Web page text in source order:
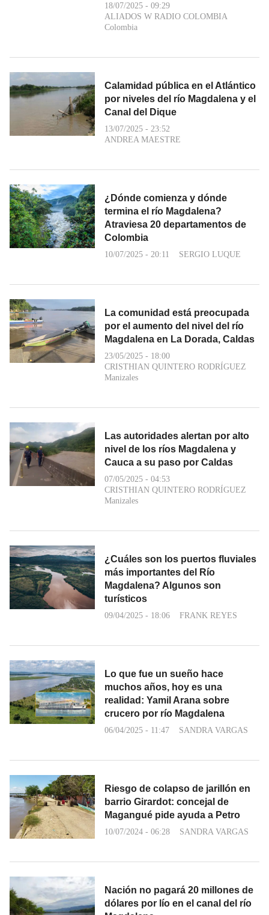
18/07/2025 - 09:29
ALIADOS W RADIO COLOMBIA
Colombia
Calamidad pública en el Atlántico
por niveles del río Magdalena y el
Canal del Dique
13/07/2025 - 23:52
ANDREA MAESTRE
¿Dónde comienza y dónde
termina el río Magdalena?
Atraviesa 20 departamentos de
Colombia
10/07/2025 - 20:11 SERGIO LUQUE
La comunidad está preocupada
por el aumento del nivel del río
Magdalena en La Dorada, Caldas
23/05/2025 - 18:00
CRISTHIAN QUINTERO RODRÍGUEZ
Manizales
Las autoridades alertan por alto
nivel de los ríos Magdalena y
Cauca a su paso por Caldas
07/05/2025 - 04:53
CRISTHIAN QUINTERO RODRÍGUEZ
Manizales
¿Cuáles son los puertos fluviales
más importantes del Río
Magdalena? Algunos son
turísticos
09/04/2025 - 18:06 FRANK REYES
Lo que fue un sueño hace
muchos años, hoy es una
realidad: Yamil Arana sobre
crucero por río Magdalena
06/04/2025 - 11:47 SANDRA VARGAS
Riesgo de colapso de jarillón en
barrio Girardot: concejal de
Magangué pide ayuda a Petro
10/07/2024 - 06:28 SANDRA VARGAS
Nación no pagará 20 millones de
dólares por lío en el canal del río